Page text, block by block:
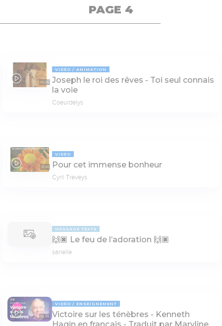
PAGE 4
03:26
VIDÉO ANIMATION
Joseph le roi des rêves - Toi seul connais
la voie
Coeurdelys
01:46
VIDÉO
Pour cet immense bonheur
Cyril Treveys
MESSAGE TEXTE
🙌🏿 Le feu de l’adoration 🙌🏿
sarielle
33:44
VIDÉO ENSEIGNEMENT
Victoire sur les ténèbres - Kenneth
Hagin en français - Traduit par Maryline